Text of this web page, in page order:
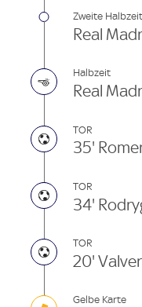
Zweite Halbzeit
Real
Halbzeit
Real
TOR
35'
TOR
34'
TOR
20'
Gelbe Karte